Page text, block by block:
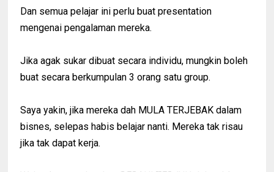
Dan semua pelajar ini perlu buat presentation
mengenai pengalaman mereka.
Jika agak sukar dibuat secara individu, mungkin boleh
buat secara berkumpulan 3 orang satu group.
Saya yakin, jika mereka dah MULA TERJEBAK dalam
bisnes, selepas habis belajar nanti. Mereka tak risau
jika tak dapat kerja.